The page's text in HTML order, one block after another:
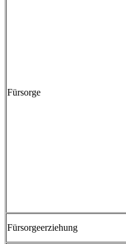
Fürsorge
Fürsorgeerziehung